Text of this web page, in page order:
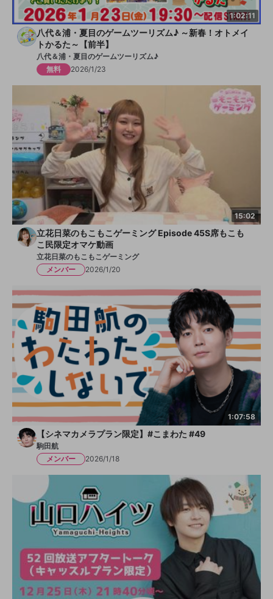
1:02:11
八代＆浦・夏目のゲームツーリズム♪ ～新春！オトメイ
トかるた～【前半】
八代＆浦・夏目のゲームツーリズム♪
無料
2026/1/23
15:02
立花日菜のもこもこゲーミング Episode 45S席もこも
こ民限定オマケ動画
立花日菜のもこもこゲーミング
メンバー
2026/1/20
1:07:58
【シネマカメラプラン限定】#こまわた #49
駒田航
メンバー
2026/1/18